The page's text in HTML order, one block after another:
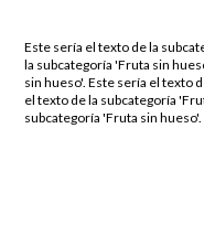
Este sería el texto de la
la subcategoría 'Fruta sin
sin hueso'. Este sería el texto
el texto de la subcategoría
subcategoría 'Fruta sin hueso'.